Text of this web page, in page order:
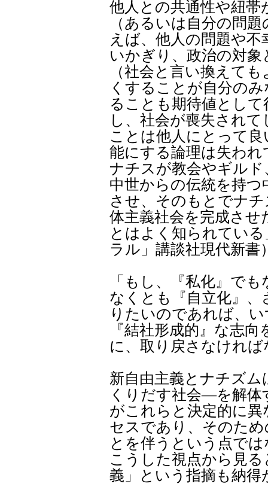
他人との共通性や紐帯
（あるいは自分の問
えば、他人の問題や
いかぎり、政治の対
（社会と言い換えて
くすることが自分の
ることも期待値とし
し、社会が喪失され
ことは他人にとって
能にする論理は失われ
ナチスが教会やギル
中世からの伝統を持
させ、そのもとでナ
体主義社会を完成さ
とはよく知られてい
ラル」講談社現代新書
「もし、『私化』で
なくとも『自立化』
りたいのであれば、
『結社形成的』な志
に、取り戻さなけれ
新自由主義とナチズ
くりだす社会―を解体
がこれらと決定的に
セスであり、そのた
とを伴うという点で
こうした視点から見
義」という指摘も納得